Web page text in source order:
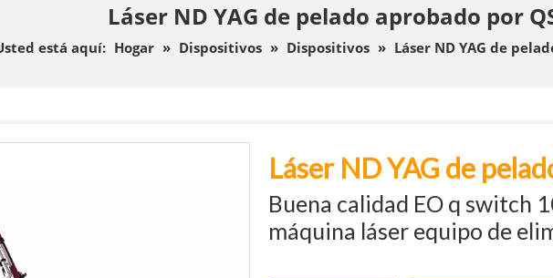
Láser ND YAG de pelado aprobado por
está aquí: Hogar » Dispositivos » Dispositivos » Láser ND YAG de
Láser ND YAG de
Buena calidad EO q switch
máquina láser equipo de